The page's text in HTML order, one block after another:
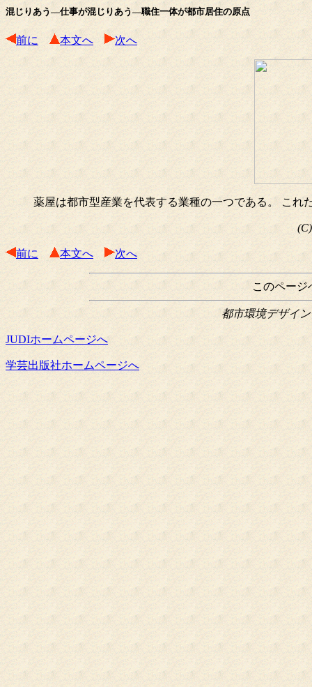
混じりあう―仕事が混じりあう―職住一体が都市居住の原点
前に 本文へ 次へ
薬屋は都市型産業を代表する業種の一つである。 こ
前に 本文へ 次へ
このページ
都市環境デザイ
JUDIホームページへ
学芸出版社ホームページへ